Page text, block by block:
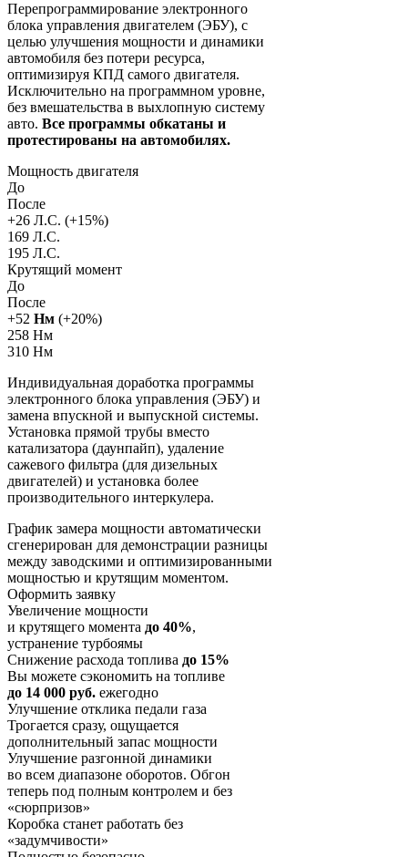
Перепрограммирование электронного
блока управления двигателем (ЭБУ), с
целью улучшения мощности и динамики
автомобиля без потери ресурса,
оптимизируя КПД самого двигателя.
Исключительно на программном уровне,
без вмешательства в выхлопную систему
авто. Все программы обкатаны и
протестированы на автомобилях.
Мощность двигателя
До
После
+26 Л.С. (+15%)
169 Л.С.
195 Л.С.
Крутящий момент
До
После
+52 Нм (+20%)
258 Нм
310 Нм
Индивидуальная доработка программы
электронного блока управления (ЭБУ) и
замена впускной и выпускной системы.
Установка прямой трубы вместо
катализатора (даунпайп), удаление
сажевого фильтра (для дизельных
двигателей) и установка более
производительного интеркулера.
График замера мощности автоматически
сгенерирован для демонстрации разницы
между заводскими и оптимизированными
мощностью и крутящим моментом.
Оформить заявку
Увеличение мощности
и крутящего момента до 40%,
устранение турбоямы
Снижение расхода топлива до 15%
Вы можете сэкономить на топливе
до 14 000 руб. ежегодно
Улучшение отклика педали газа
Трогается сразу, ощущается
дополнительный запас мощности
Улучшение разгонной динамики
во всем диапазоне оборотов. Обгон
теперь под полным контролем и без
«сюрпризов»
Коробка станет работать без
«задумчивости»